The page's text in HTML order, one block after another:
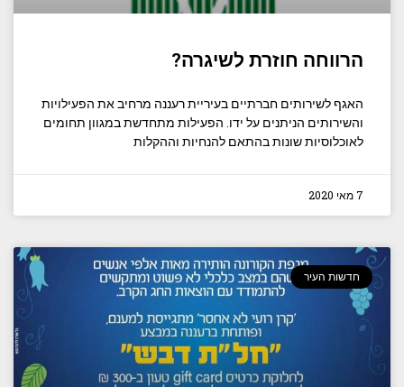
הרווחה חוזרת לשיגרה?
האגף לשירותים חברתיים בעיריית רעננה מרחיב את הפעילויות
והשירותים הניתנים על ידו. הפעילות מתחדשת במגוון תחומים
לאוכלוסיות שונות בהתאם להנחיות וההקלות
7 מאי 2020
חדשות העיר